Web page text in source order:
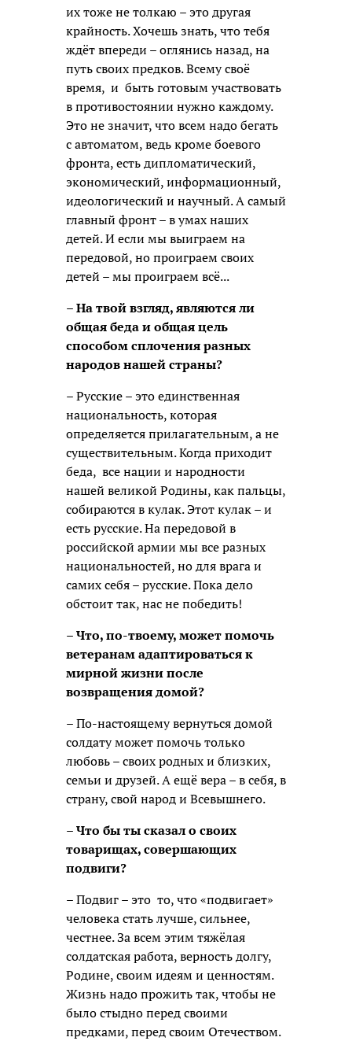
их тоже не толкаю – это другая
крайность. Хочешь знать, что тебя
ждёт впереди – оглянись назад, на
путь своих предков. Всему своё
время, и быть готовым участвовать
в противостоянии нужно каждому.
Это не значит, что всем надо бегать
с автоматом, ведь кроме боевого
фронта, есть дипломатический,
экономический, информационный,
идеологический и научный. А самый
главный фронт – в умах наших
детей. И если мы выиграем на
передовой, но проиграем своих
детей – мы проиграем всё...
– На твой взгляд, являются ли
общая беда и общая цель
способом сплочения разных
народов нашей страны?
– Русские – это единственная
национальность, которая
определяется прилагательным, а не
существительным. Когда приходит
беда, все нации и народности
нашей великой Родины, как пальцы,
собираются в кулак. Этот кулак – и
есть русские. На передовой в
российской армии мы все разных
национальностей, но для врага и
самих себя – русские. Пока дело
обстоит так, нас не победить!
– Что, по-твоему, может помочь
ветеранам адаптироваться к
мирной жизни после
возвращения домой?
– По-настоящему вернуться домой
солдату может помочь только
любовь – своих родных и близких,
семьи и друзей. А ещё вера – в себя, в
страну, свой народ и Всевышнего.
– Что бы ты сказал о своих
товарищах, совершающих
подвиги?
– Подвиг – это то, что «подвигает»
человека стать лучше, сильнее,
честнее. За всем этим тяжёлая
солдатская работа, верность долгу,
Родине, своим идеям и ценностям.
Жизнь надо прожить так, чтобы не
было стыдно перед своими
предками, перед своим Отечеством.